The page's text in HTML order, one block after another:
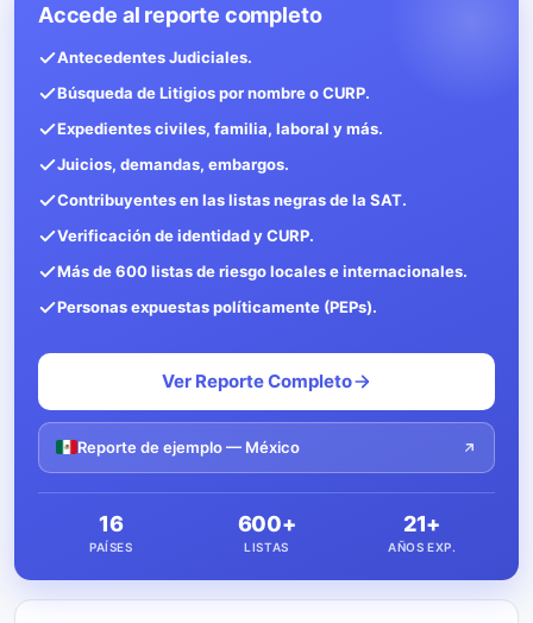
Accede al reporte completo
Antecedentes Judiciales.
Búsqueda de Litigios por nombre o CURP.
Expedientes civiles, familia, laboral y más.
Juicios, demandas, embargos.
Contribuyentes en las listas negras de la SAT.
Verificación de identidad y CURP.
Más de 600 listas de riesgo locales e internacionales.
Personas expuestas políticamente (PEPs).
Ver Reporte Completo
Reporte de ejemplo — México
16
PAÍSES
600+
LISTAS
21+
AÑOS EXP.